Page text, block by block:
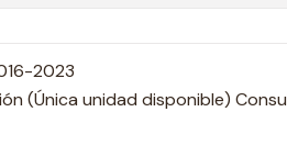
2023
(Única unidad disponible)